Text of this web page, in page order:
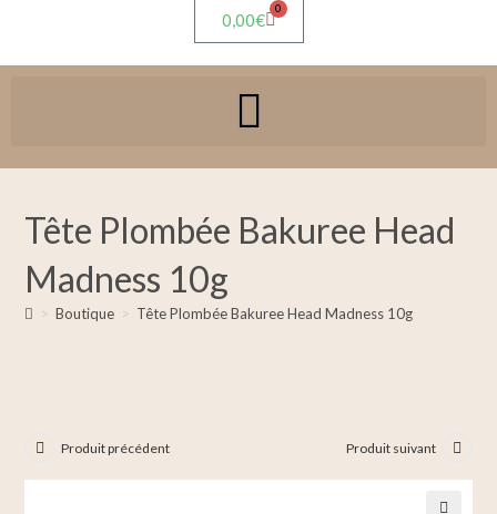
0,00€
0
Tête Plombée Bakuree Head
Madness 10g
> Boutique > Tête Plombée Bakuree Head Madness 10g
Produit précédent Produit suivant